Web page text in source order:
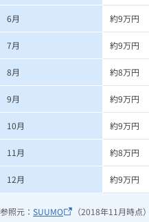
6月 約9万円
7月 約9万円
8月 約8万円
9月 約9万円
10月 約9万円
11月 約8万円
12月 約9万円
参照元： SUUMO （2018年11月時点）